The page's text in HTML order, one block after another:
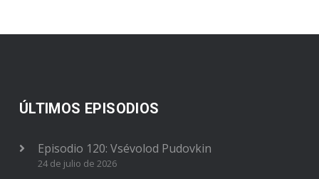
ÚLTIMOS EPISODIOS
Episodio 120: Vsévolod Pudovkin
24 de julio de 2026